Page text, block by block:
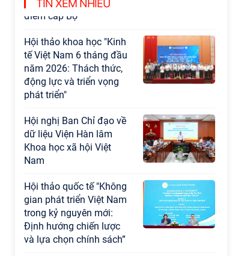
TIN XEM NHIỀU
Chương trình khoa học và công nghệ trọng
điểm cấp Bộ
Hội thảo khoa học "Kinh
tế Việt Nam 6 tháng đầu
năm 2026: Thách thức,
động lực và triển vọng
phát triển"
Hội nghị Ban Chỉ đạo về
dữ liệu Viện Hàn lâm
Khoa học xã hội Việt
Nam
Hội thảo quốc tế "Không
gian phát triển Việt Nam
trong kỷ nguyên mới:
Định hướng chiến lược
và lựa chọn chính sách”